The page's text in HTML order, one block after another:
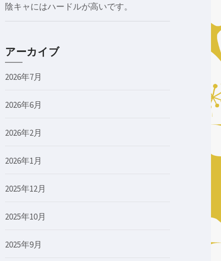
陰キャにはハードルが高いです。
アーカイブ
2026年7月
2026年6月
2026年2月
2026年1月
2025年12月
2025年10月
2025年9月